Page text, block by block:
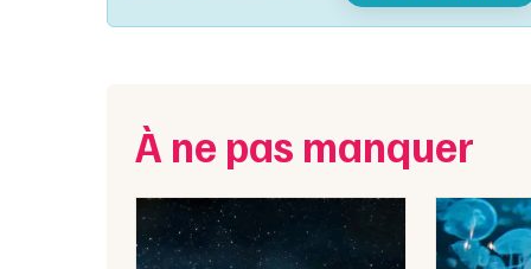
À ne pas manquer